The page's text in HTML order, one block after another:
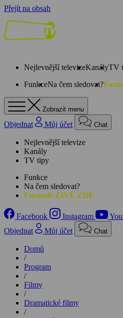
Přejít na obsah
Nejlevnější televizeKanályTV
FunkceNa čem sledovat?
Zobrazit menu
Objednat Můj účet Chat
Nejlevnější televize
Kanály
TV tipy
Funkce
Na čem sledovat?
Formule ŽIVĚ ZDE
Facebook Instagram
Objednat
Můj účet Chat
Domů
/
Program
/
Filmy
/
Dramatické filmy
/